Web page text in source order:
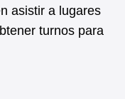
asistir a lugares
turnos para